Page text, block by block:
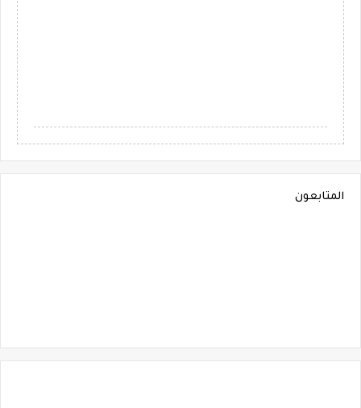
المتابعون